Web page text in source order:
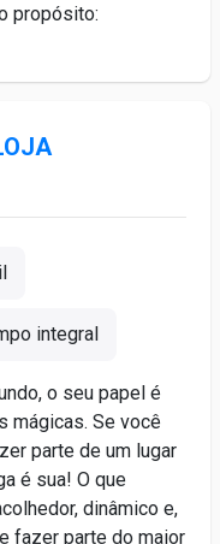
propósito:
integral
o seu papel é
mágicas. Se você
parte de um lugar
é sua! O que
dinâmico e,
fazer parte do maior